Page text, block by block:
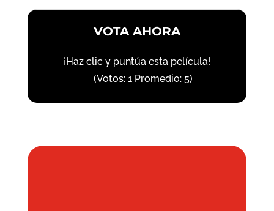
VOTA AHORA
¡Haz clic y puntúa esta película!
(Votos: 1Promedio: 5)